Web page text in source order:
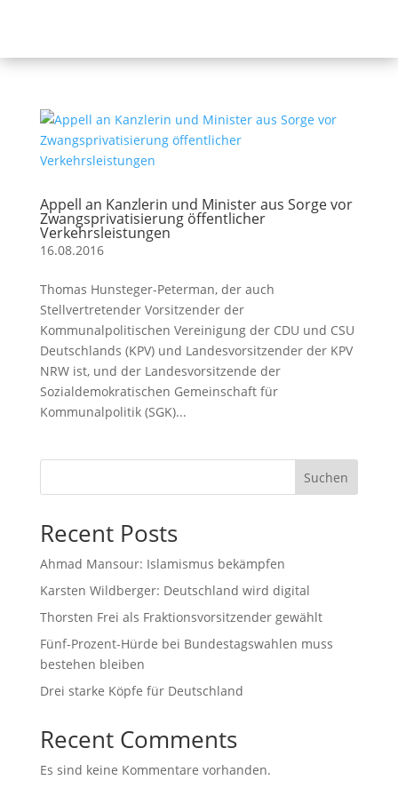
Appell an Kanzlerin und Minister aus Sorge vor
Zwangsprivatisierung öffentlicher
Verkehrsleistungen
16.08.2016
Thomas Hunsteger-Peterman, der auch
Stellvertretender Vorsitzender der
Kommunalpolitischen Vereinigung der CDU und CSU
Deutschlands (KPV) und Landesvorsitzender der KPV
NRW ist, und der Landesvorsitzende der
Sozialdemokratischen Gemeinschaft für
Kommunalpolitik (SGK)...
Suchen
Recent Posts
Ahmad Mansour: Islamismus bekämpfen
Karsten Wildberger: Deutschland wird digital
Thorsten Frei als Fraktionsvorsitzender gewählt
Fünf-Prozent-Hürde bei Bundestagswahlen muss
bestehen bleiben
Drei starke Köpfe für Deutschland
Recent Comments
Es sind keine Kommentare vorhanden.